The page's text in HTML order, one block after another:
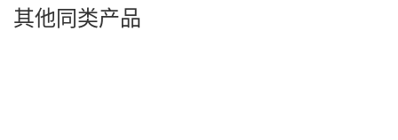
其他同类产品